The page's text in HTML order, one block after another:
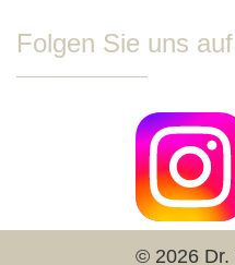
Folgen Sie uns
© 2026 Dr.